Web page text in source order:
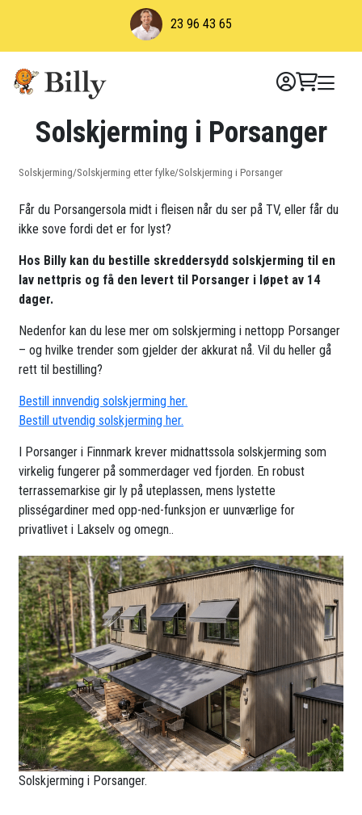
23 96 43 65
Solskjerming i Porsanger
Solskjerming/Solskjerming etter fylke/Solskjerming i Porsanger
Får du Porsangersola midt i fleisen når du ser på TV, eller får du
ikke sove fordi det er for lyst?
Hos Billy kan du bestille skreddersydd solskjerming til en
lav nettpris og få den levert til Porsanger i løpet av 14
dager.
Nedenfor kan du lese mer om solskjerming i nettopp Porsanger
– og hvilke trender som gjelder der akkurat nå. Vil du heller gå
rett til bestilling?
Bestill innvendig solskjerming her.
Bestill utvendig solskjerming her.
I Porsanger i Finnmark krever midnattssola solskjerming som
virkelig fungerer på sommerdager ved fjorden. En robust
terrassemarkise gir ly på uteplassen, mens lystette
plisségardiner med opp-ned-funksjon er uunværlige for
privatlivet i Lakselv og omegn..
Solskjerming i Porsanger.